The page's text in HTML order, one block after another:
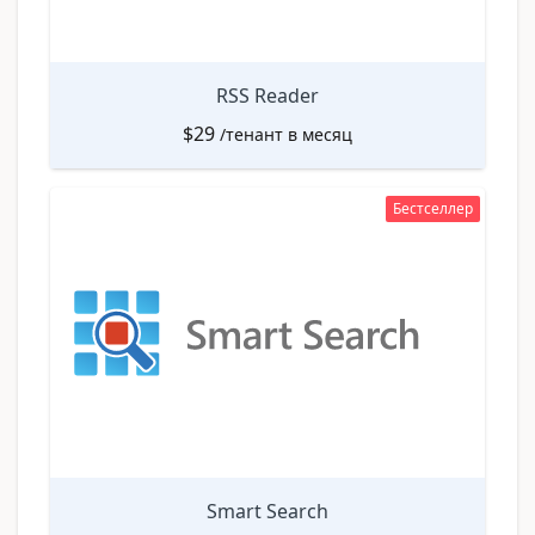
RSS Reader
$29 /тенант в месяц
Бестселлер
Smart Search